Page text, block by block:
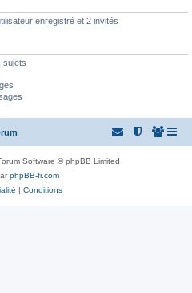
enregistré et 2 invités
sujets
Software © phpBB Limited
phpBB-fr.com
| Conditions